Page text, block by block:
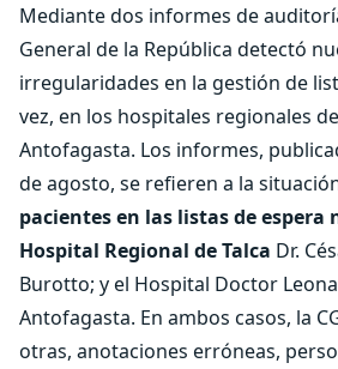
Mediante dos informes de
General de la República detectó
irregularidades en la gestión de
vez, en los hospitales regionales
Antofagasta. Los informes,
de agosto, se refieren a la
pacientes en las listas de espera
Hospital Regional de Talca Dr.
Burotto; y el Hospital Doctor
Antofagasta. En ambos casos, la
otras, anotaciones erróneas,